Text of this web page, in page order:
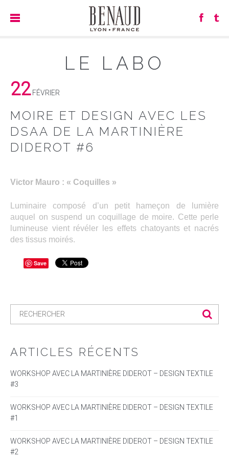
LE LABO
22FÉVRIER
MOIRE ET DESIGN AVEC LES
DSAA DE LA MARTINIÈRE
DIDEROT #6
Victor Mauro : « Coquilles »
Luminaire composé d’un petit hameçon de lumière
auquel on suspend un coquillage de moire. Cette perle
lumineuse vient révéler les effets chatoyants et nacrés
des tissus moirés.
Save
ARTICLES RÉCENTS
WORKSHOP AVEC LA MARTINIÈRE DIDEROT – DESIGN TEXTILE
#3
WORKSHOP AVEC LA MARTINIÈRE DIDEROT – DESIGN TEXTILE
#1
WORKSHOP AVEC LA MARTINIÈRE DIDEROT – DESIGN TEXTILE
#2